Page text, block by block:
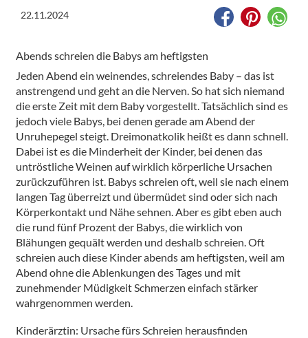
22.11.2024
Abends schreien die Babys am heftigsten
Jeden Abend ein weinendes, schreiendes Baby – das ist
anstrengend und geht an die Nerven. So hat sich niemand
die erste Zeit mit dem Baby vorgestellt. Tatsächlich sind es
jedoch viele Babys, bei denen gerade am Abend der
Unruhepegel steigt. Dreimonatkolik heißt es dann schnell.
Dabei ist es die Minderheit der Kinder, bei denen das
untröstliche Weinen auf wirklich körperliche Ursachen
zurückzuführen ist. Babys schreien oft, weil sie nach einem
langen Tag überreizt und übermüdet sind oder sich nach
Körperkontakt und Nähe sehnen. Aber es gibt eben auch
die rund fünf Prozent der Babys, die wirklich von
Blähungen gequält werden und deshalb schreien. Oft
schreien auch diese Kinder abends am heftigsten, weil am
Abend ohne die Ablenkungen des Tages und mit
zunehmender Müdigkeit Schmerzen einfach stärker
wahrgenommen werden.
Kinderärztin: Ursache fürs Schreien herausfinden